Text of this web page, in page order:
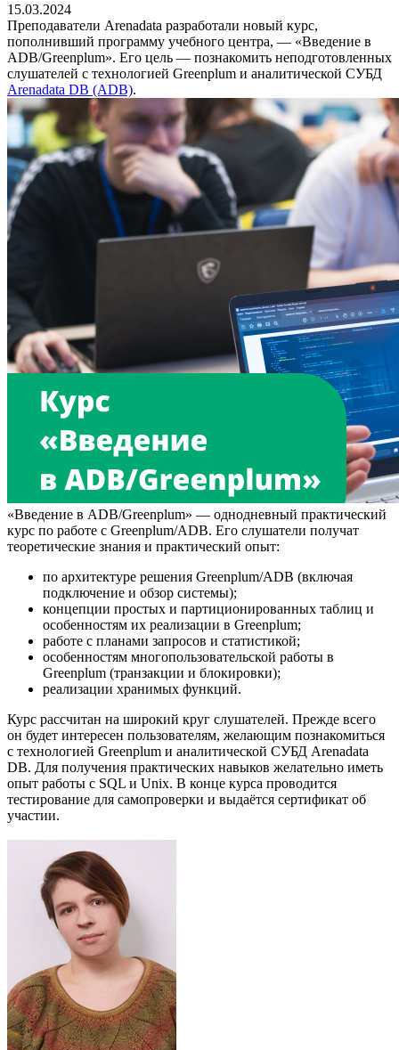
15.03.2024
Преподаватели Arenadata разработали новый курс,
пополнивший программу учебного центра, — «Введение в
ADB/Greenplum». Его цель — познакомить неподготовленных
слушателей с технологией Greenplum и аналитической СУБД
Arenadata DB (ADB).
«Введение в ADB/Greenplum» — однодневный практический
курс по работе с Greenplum/ADB. Его слушатели получат
теоретические знания и практический опыт:
по архитектуре решения Greenplum/ADB (включая
подключение и обзор системы);
концепции простых и партиционированных таблиц и
особенностям их реализации в Greenplum;
работе с планами запросов и статистикой;
особенностям многопользовательской работы в
Greenplum (транзакции и блокировки);
реализации хранимых функций.
Курс рассчитан на широкий круг слушателей. Прежде всего
он будет интересен пользователям, желающим познакомиться
с технологией Greenplum и аналитической СУБД Arenadata
DB. Для получения практических навыков желательно иметь
опыт работы с SQL и Unix. В конце курса проводится
тестирование для самопроверки и выдаётся сертификат об
участии.